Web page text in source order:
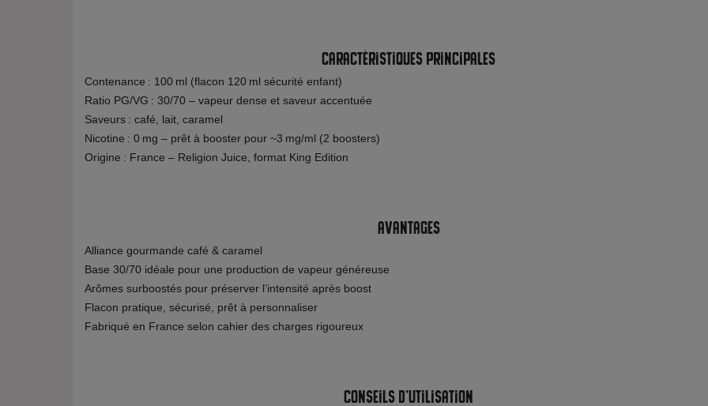
Caractéristiques principales
Contenance : 100 ml (flacon 120 ml sécurité enfant)
Ratio PG/VG : 30/70 – vapeur dense et saveur accentuée
Saveurs : café, lait, caramel
Nicotine : 0 mg – prêt à booster pour ~3 mg/ml (2 boosters)
Origine : France – Religion Juice, format King Edition
Avantages
Alliance gourmande café & caramel
Base 30/70 idéale pour une production de vapeur généreuse
Arômes surboostés pour préserver l’intensité après boost
Flacon pratique, sécurisé, prêt à personnaliser
Fabriqué en France selon cahier des charges rigoureux
Conseils d’utilisation